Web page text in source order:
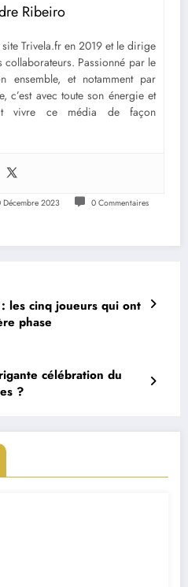
Ribeiro
Trivela.fr en 2019 et le dirige
collaborateurs. Passionné par le
ensemble, et notamment par
c’est avec toute son énergie et
vivre ce média de façon
Décembre 2023 0 Commentaires
les cinq joueurs qui ont
phase
célébration du
?